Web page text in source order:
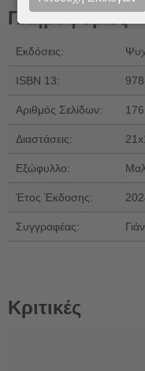
Πληροφορίες
Εκδόσεις:
ISBN 13:
Αριθμός Σελίδων: 176
Διαστάσεις:
Εξώφυλλο:
Έτος Έκδοσης:
Συγγραφέας:
Κριτικές